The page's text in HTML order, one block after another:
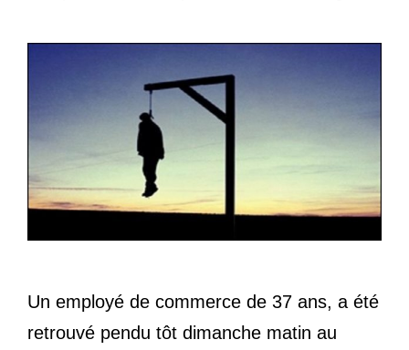
Un employé de commerce de 37 ans, a été
retrouvé pendu tôt dimanche matin au